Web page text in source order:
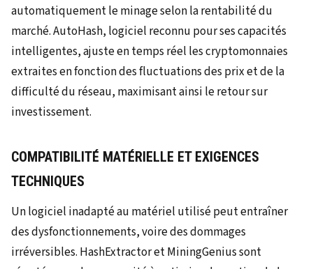
automatiquement le minage selon la rentabilité du
marché. AutoHash, logiciel reconnu pour ses capacités
intelligentes, ajuste en temps réel les cryptomonnaies
extraites en fonction des fluctuations des prix et de la
difficulté du réseau, maximisant ainsi le retour sur
investissement.
COMPATIBILITÉ MATÉRIELLE ET EXIGENCES
TECHNIQUES
Un logiciel inadapté au matériel utilisé peut entraîner
des dysfonctionnements, voire des dommages
irréversibles. HashExtractor et MiningGenius sont